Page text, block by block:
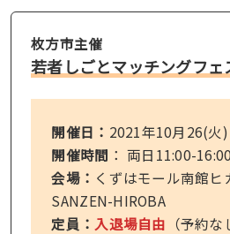
枚方市主催
若者しごとマッチングフェ
開催日： 2021年10月26(火
開催時間 ： 両日11:00-16:00
会場： くずはモール南館ヒ
SANZEN-HIROBA
定員： 入退場自由 （予約な